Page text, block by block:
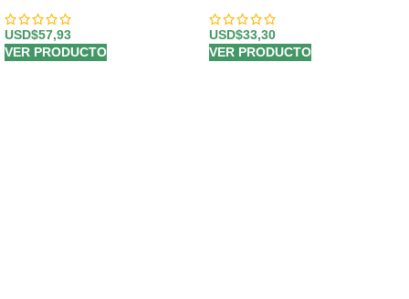
USD$57,93
VER PRODUCTO
USD$33,30
VER PRODUCTO